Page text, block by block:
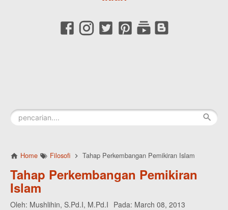
Home Filosofi Tahap Perkembangan Pemikiran Islam
Tahap Perkembangan Pemikiran
Islam
Oleh: Mushlihin, S.Pd.I, M.Pd.I Pada: March 08, 2013